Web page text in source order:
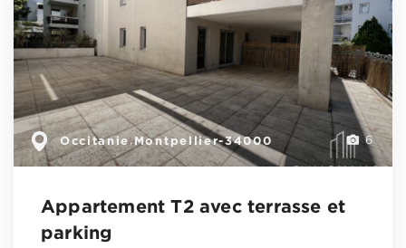
6
Occitanie,Montpellier-34000
Appartement T2 avec terrasse et
parking